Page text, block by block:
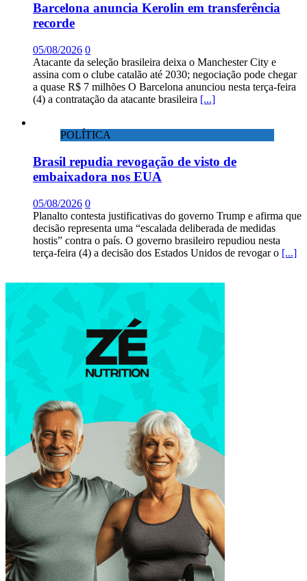
Barcelona anuncia Kerolin em transferência
recorde
05/08/2026 0
Atacante da seleção brasileira deixa o Manchester City e
assina com o clube catalão até 2030; negociação pode chegar
a quase R$ 7 milhões O Barcelona anunciou nesta terça-feira
(4) a contratação da atacante brasileira [...]
POLÍTICA
Brasil repudia revogação de visto de
embaixadora nos EUA
05/08/2026 0
Planalto contesta justificativas do governo Trump e afirma que
decisão representa uma “escalada deliberada de medidas
hostis” contra o país. O governo brasileiro repudiou nesta
terça-feira (4) a decisão dos Estados Unidos de revogar o [...]